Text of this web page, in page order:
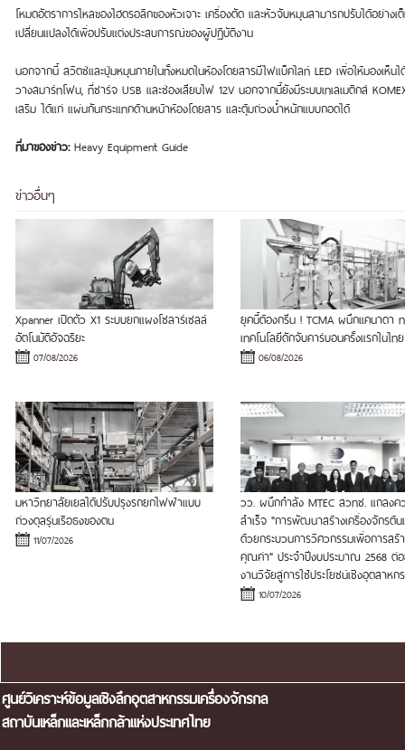
โหมดอัตราการไหลของไฮดรอลิกของหัวเจาะ เครื่องตัด และหัวจับหมุนสามารถปรับได้อ
เปลี่ยนแปลงได้เพื่อปรับแต่งประสบการณ์ของผู้ปฏิบัติงาน
นอกจากนี้ สวิตช์และปุ่มหมุนภายในทั้งหมดในห้องโดยสารมีไฟแบ็คไลท์ LED เพื่อให้มองเ
วางสมาร์ทโฟน, ที่ชาร์จ USB และช่องเสียบไฟ 12V นอกจากนี้ยังมีระบบเทเลเมติกส์
เสริม ได้แก่ แผ่นกันกระแทกด้านหน้าห้องโดยสาร และตุ้มถ่วงน้ำหนักแบบถอดได้
ที่มาของข่าว: Heavy Equipment Guide
ข่าวอื่นๆ
Xpanner เปิดตัว X1 ระบบยกแผงโซลาร์เซลล์
อัตโนมัติอัจฉริยะ
07/08/2026
ยุคนี้ต้องกรีน ! TCMA ผนึกแคนาดา
เทคโนโลยีดักจับคาร์บอนครั้งแรกในไทย
06/08/2026
มหาวิทยาลัยเยลได้ปรับปรุงรถยกไฟฟ้าแบบ
ถ่วงดุลรุ่นเรือธงของตน
11/07/2026
วว. ผนึกกำลัง MTEC สวทช. แถลงค
สำเร็จ "การพัฒนาสร้างเครื่องจักรต้
ด้วยกระบวนการวิศวกรรมเพื่อการสร้
คุณค่า" ประจำปีงบประมาณ 2568 ต่
งานวิจัยสู่การใช้ประโยชน์เชิงอุตสาหก
10/07/2026
ศูนย์วิเคราะห์ข้อมูลเชิงลึกอุตสาหกรรมเครื่องจักรกล
สถาบันเหล็กและเหล็กกล้าแห่งประเทศไทย